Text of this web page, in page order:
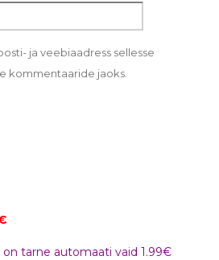
ja veebiaadress sellesse
kommentaaride jaoks.
tarne automaati vaid 1.99€